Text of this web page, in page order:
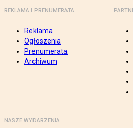
REKLAMA I PRENUMERATA
Reklama
Ogłoszenia
Prenumerata
Archiwum
NASZE WYDARZENIA